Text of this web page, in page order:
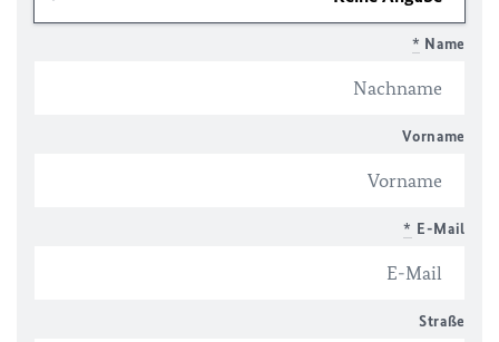
Name
*
Vorname
E-Mail
*
Straße